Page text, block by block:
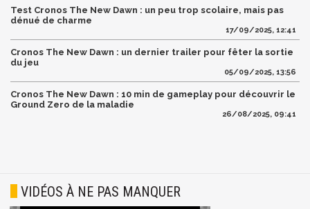
Test Cronos The New Dawn : un peu trop scolaire, mais pas
dénué de charme
17/09/2025, 12:41
Cronos The New Dawn : un dernier trailer pour fêter la sortie
du jeu
05/09/2025, 13:56
Cronos The New Dawn : 10 min de gameplay pour découvrir le
Ground Zero de la maladie
26/08/2025, 09:41
VIDÉOS À NE PAS MANQUER